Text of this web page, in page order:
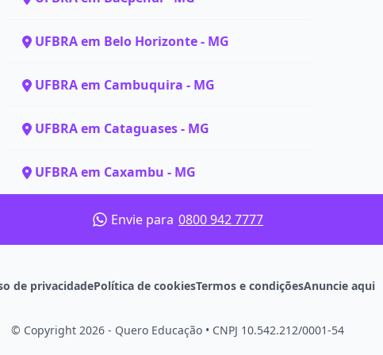
UFBRA em Belo Horizonte - MG
UFBRA em Cambuquira - MG
UFBRA em Cataguases - MG
UFBRA em Caxambu - MG
Envie para 0800 942 7777
de privacidadePolítica de cookiesTermos e condiçõesAnuncie aqui
© Copyright 2026 - Quero Educação • CNPJ 10.542.212/0001-54